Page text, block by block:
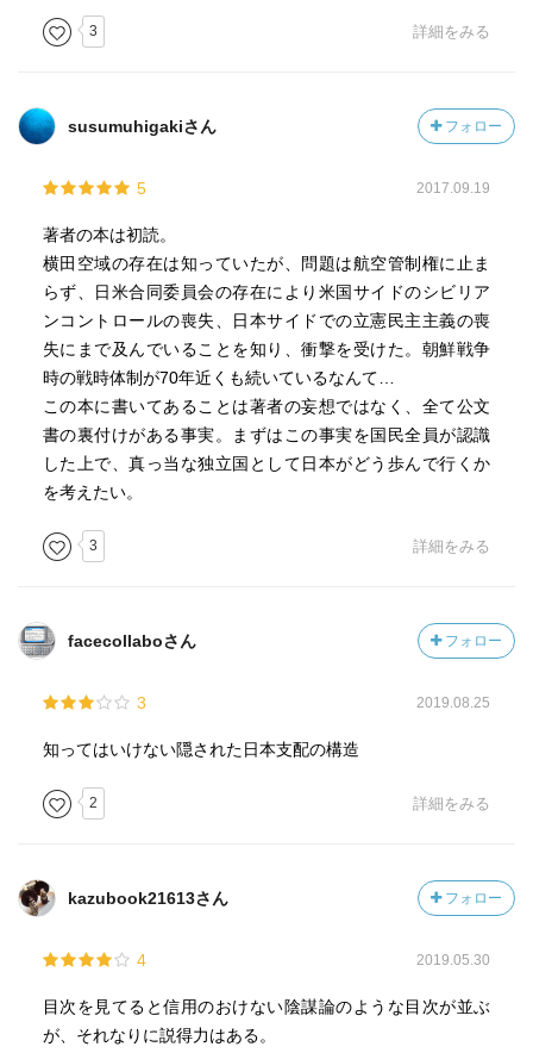
米国は米軍を日本国内およびその周辺に配備する権利を持
っている。これにより米軍関係者は何のチェックもなしに
日本は米軍に対して日本国内に基地を置く権利と、他国を
条にノーベル平和賞を」と言うのは現実離れした主張であ
ることに気づかなければならない。
米と日韓台は軍事的従属関係にある。
4.国のトップは米軍+官僚である。占領中に出来た異常な会
議体である日米合同委員会のメンバーは、米国側はほぼ軍
人、日本側はエリート官僚。
5.国家は密約と裏マニュアルで運営する。オモテの条文は変
えても、その内容は以前と変わらないという密約。
6.政府は憲法に縛られない。砂川裁判・最高裁判決の「日米
安保条約のような高度な政治性を持つ問題は憲法判断しま
7.重要な文書は最初すべて英語で作成する。憲法９条のルー
8.いったん戦争になったら自衛隊は米軍の指揮のもとで戦う
9.占領中の関係をそのまま維持するかたちで、日本は独立後
ととした。これは日米安保の生みの親、ジョン・フォスタ
ー・ダレスのトリック。
10.なぜ9条3項・加憲案はダメか。憲法９条は日米安保条約
とセットで存在している。裏には基地権密約と指揮権密約
があるため、憲法で自衛隊を容認してしまうとその先にあ
3 詳細をみる
susumuhigakiさん フォロー
5 2017.09.19
著者の本は初読。
横田空域の存在は知っていたが、問題は航空管制権に止ま
らず、日米合同委員会の存在により米国サイドのシビリア
ンコントロールの喪失、日本サイドでの立憲民主主義の喪
失にまで及んでいることを知り、衝撃を受けた。朝鮮戦争
時の戦時体制が70年近くも続いているなんて…
この本に書いてあることは著者の妄想ではなく、全て公文
書の裏付けがある事実。まずはこの事実を国民全員が認識
した上で、真っ当な独立国として日本がどう歩んで行くか
を考えたい。
3 詳細をみる
facecollaboさん フォロー
3 2019.08.25
知ってはいけない隠された日本支配の構造
2 詳細をみる
kazubook21613さん フォロー
4 2019.05.30
目次を見てると信用のおけない陰謀論のような目次が並ぶ
が、それなりに説得力はある。